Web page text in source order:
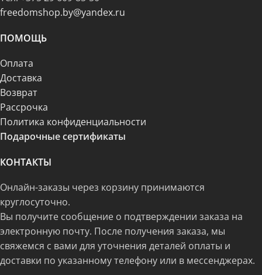
freedomshop.by@yandex.ru
ПОМОЩЬ
Оплата
Доставка
Возврат
Рассрочка
Политика конфиденциальности
Подарочные сертификаты
КОНТАКТЫ
Онлайн-заказы через корзину принимаются
круглосуточно.
Вы получите сообщение о подтверждении заказа на
электронную почту. После получения заказа, мы
свяжемся с вами для уточнения деталей оплаты и
доставки по указанному телефону или в мессенджерах.